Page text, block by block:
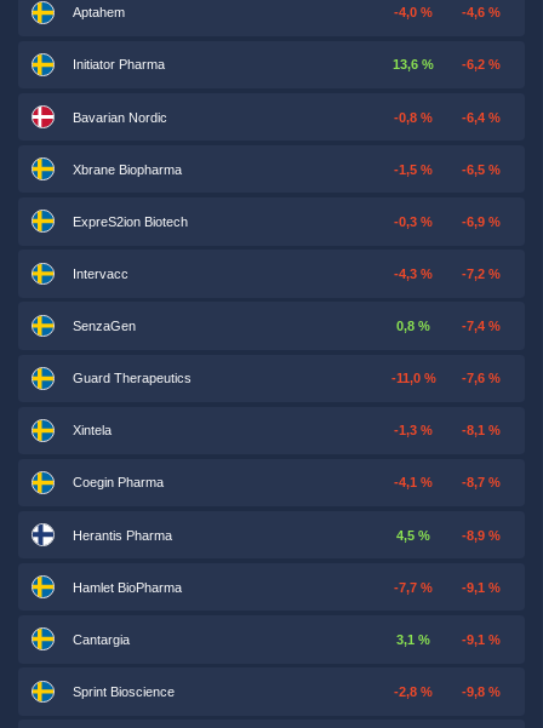
Aptahem -4,0 % -4,6 %
Initiator Pharma 13,6 % -6,2 %
Bavarian Nordic -0,8 % -6,4 %
Xbrane Biopharma -1,5 % -6,5 %
ExpreS2ion Biotech -0,3 % -6,9 %
Intervacc -4,3 % -7,2 %
SenzaGen 0,8 % -7,4 %
Guard Therapeutics -11,0 % -7,6 %
Xintela -1,3 % -8,1 %
Coegin Pharma -4,1 % -8,7 %
Herantis Pharma 4,5 % -8,9 %
Hamlet BioPharma -7,7 % -9,1 %
Cantargia 3,1 % -9,1 %
Sprint Bioscience -2,8 % -9,8 %